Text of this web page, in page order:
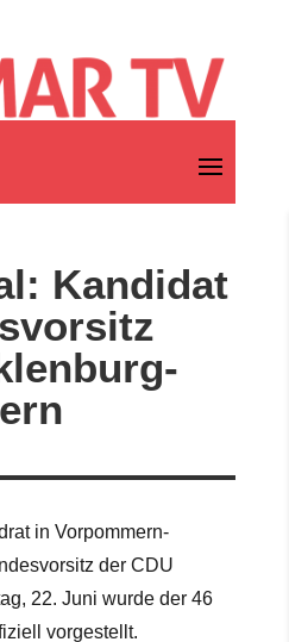
Kandidat
in Vorpommern-
der CDU
22. Juni wurde der 46
vorgestellt.